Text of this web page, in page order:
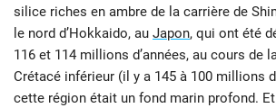
silice riches en ambre de la carrière de
le nord d’Hokkaido, au Japon, qui ont été
116 et 114 millions d’années, au cours de
Crétacé inférieur (il y a 145 à 100 millions
cette région était un fond marin profond.